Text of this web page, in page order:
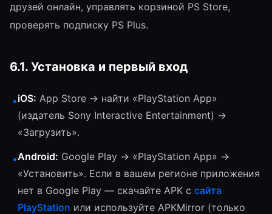
друзей онлайн, управлять корзиной PS Store,
проверять подписку PS Plus.
6.1. Установка и первый вход
•iOS: App Store → найти «PlayStation App»
(издатель Sony Interactive Entertainment) →
«Загрузить».
•Android: Google Play → «PlayStation App» →
«Установить». Если в вашем регионе приложения
нет в Google Play — скачайте APK с сайта
PlayStation или используйте APKMirror (только